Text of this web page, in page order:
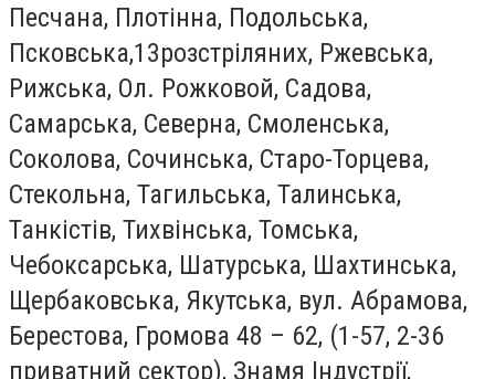
Песчана, Плотінна, Подольська,
Псковська,13розстріляних, Ржевська,
Рижська, Ол. Рожковой, Садова,
Самарська, Северна, Смоленська,
Соколова, Сочинська, Старо-Торцева,
Стекольна, Тагильська, Талинська,
Танкістів, Тихвінська, Томська,
Чебоксарська, Шатурська, Шахтинська,
Щербаковська, Якутська, вул. Абрамова,
Берестова, Громова 48 – 62, (1-57, 2-36
приватний сектор), Знамя Індустрії,